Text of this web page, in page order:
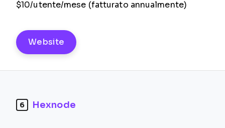
$10/utente/mese (fatturato annualmente)
Website
6 Hexnode